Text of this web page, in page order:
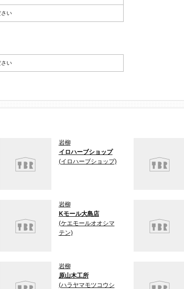
い
い
岩柳
イロハーブショップ
(イロハーブショップ)
岩柳
Kモール大島店
(ケエモールオオシマ
テン)
岩柳
原山木工所
(ハラヤマモツコウシ